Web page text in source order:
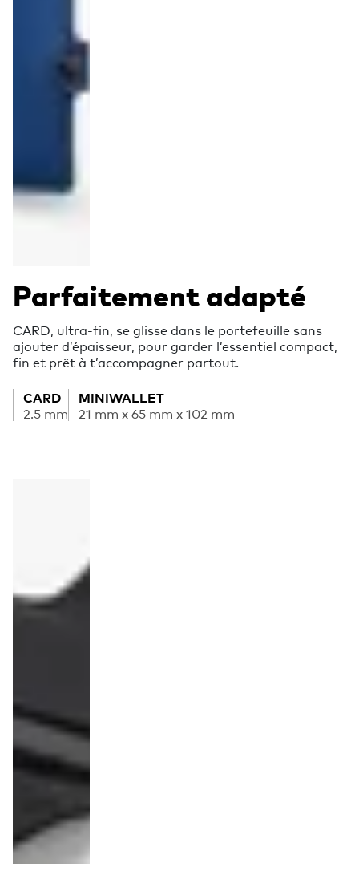
Parfaitement adapté
CARD, ultra-fin, se glisse dans le portefeuille sans
ajouter d’épaisseur, pour garder l’essentiel compact,
fin et prêt à t’accompagner partout.
CARD
2.5 mm
MINIWALLET
21 mm x 65 mm x 102 mm